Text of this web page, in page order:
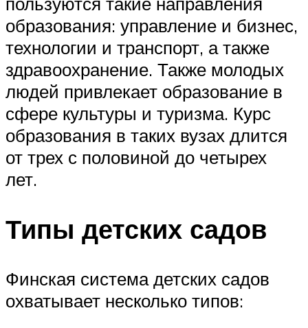
образования: управление и бизнес,
технологии и транспорт, а также
здравоохранение. Также молодых
людей привлекает образование в
сфере культуры и туризма. Курс
образования в таких вузах длится
от трех с половиной до четырех
лет.
Типы детских садов
Финская система детских садов
охватывает несколько типов: